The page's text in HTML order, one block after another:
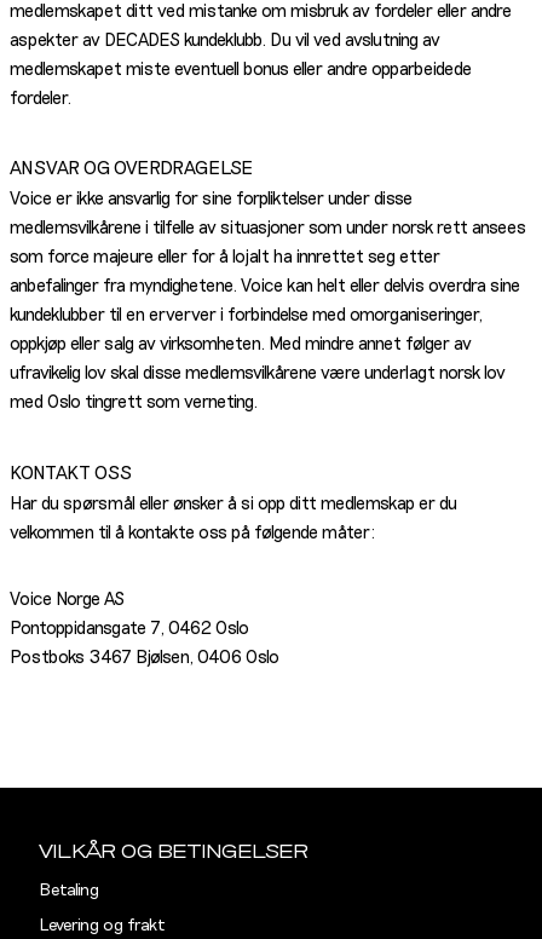
medlemskapet ditt ved mistanke om misbruk av fordeler eller andre
aspekter av DECADES kundeklubb. Du vil ved avslutning av
medlemskapet miste eventuell bonus eller andre opparbeidede
fordeler.
ANSVAR OG OVERDRAGELSE
Voice er ikke ansvarlig for sine forpliktelser under disse
medlemsvilkårene i tilfelle av situasjoner som under norsk rett ansees
som force majeure eller for å lojalt ha innrettet seg etter
anbefalinger fra myndighetene. Voice kan helt eller delvis overdra sine
kundeklubber til en erverver i forbindelse med omorganiseringer,
oppkjøp eller salg av virksomheten. Med mindre annet følger av
ufravikelig lov skal disse medlemsvilkårene være underlagt norsk lov
med Oslo tingrett som verneting.
KONTAKT OSS
Har du spørsmål eller ønsker å si opp ditt medlemskap er du
velkommen til å kontakte oss på følgende måter:
Voice Norge AS
Pontoppidansgate 7, 0462 Oslo
Postboks 3467 Bjølsen, 0406 Oslo
VILKÅR OG BETINGELSER
Betaling
Levering og frakt